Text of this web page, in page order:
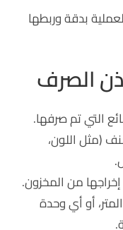
بدقة وربطها
الصرف
التي تم صرفها.
(مثل اللون،
من المخزون.
أو أي وحدة